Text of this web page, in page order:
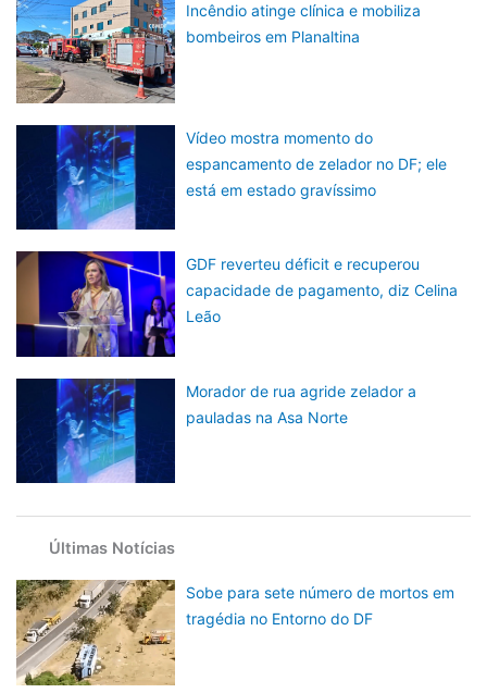
Incêndio atinge clínica e mobiliza
bombeiros em Planaltina
Vídeo mostra momento do
espancamento de zelador no DF; ele
está em estado gravíssimo
GDF reverteu déficit e recuperou
capacidade de pagamento, diz Celina
Leão
Morador de rua agride zelador a
pauladas na Asa Norte
Últimas Notícias
Sobe para sete número de mortos em
tragédia no Entorno do DF